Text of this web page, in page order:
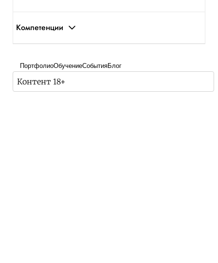
Компетенции
ПортфолиоОбучениеСобытияБлог
Контент 18+